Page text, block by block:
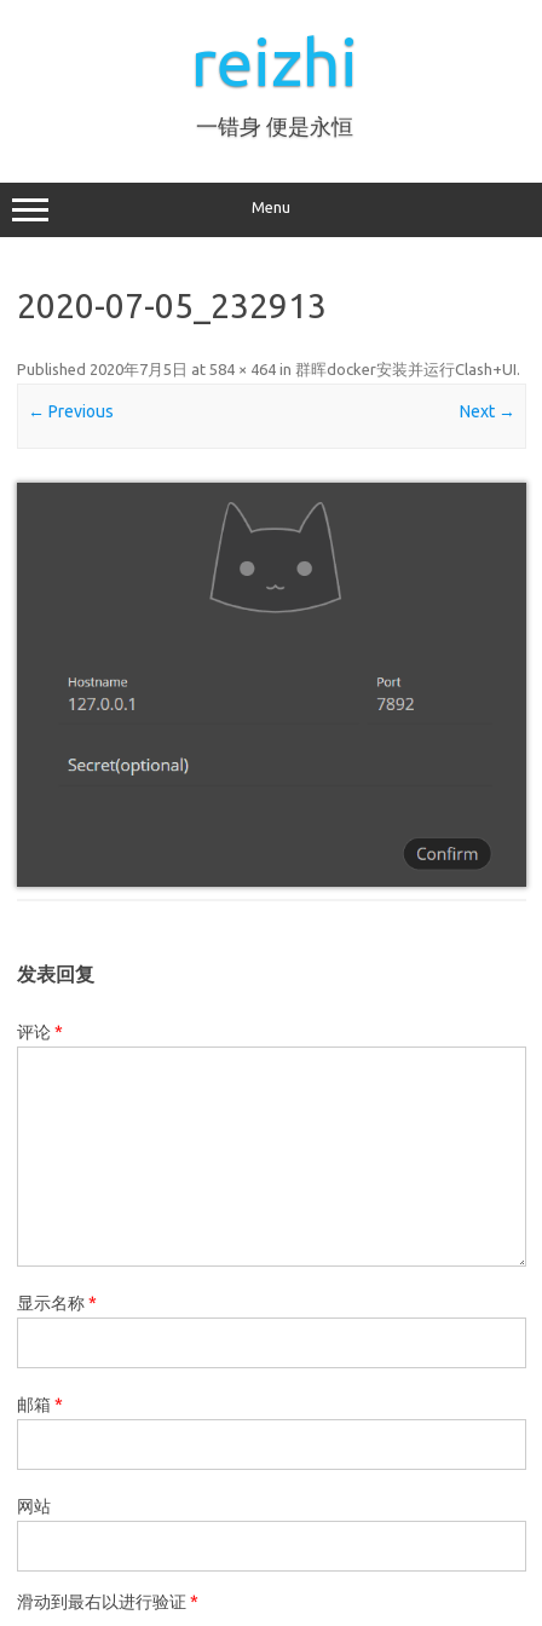
reizhi
一错身 便是永恒
Menu
2020-07-05_232913
Published 2020年7月5日 at 584 × 464 in 群晖docker安装并运行Clash+UI.
← Previous Next →
发表回复
评论*
显示名称*
邮箱*
网站
滑动到最右以进行验证 *